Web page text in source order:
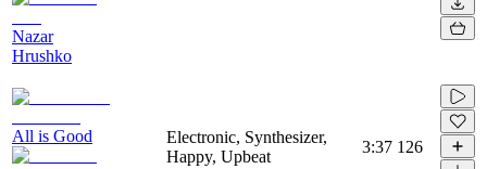
Nazar
Hrushko
All is Good
Electronic, Synthesizer,
Happy, Upbeat
3:37 126